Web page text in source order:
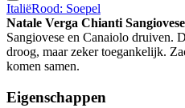
ItaliëRood: Soepel
Natale Verga Chianti Sangiovese
Sangiovese en Canaiolo druiven.
droog, maar zeker toegankelijk.
komen samen.
Eigenschappen